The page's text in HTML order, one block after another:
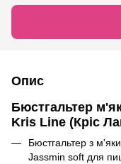
Опис
Бюстгальтер
Kris Line (Кріс
Бюстгальтер з
Jassmin soft для